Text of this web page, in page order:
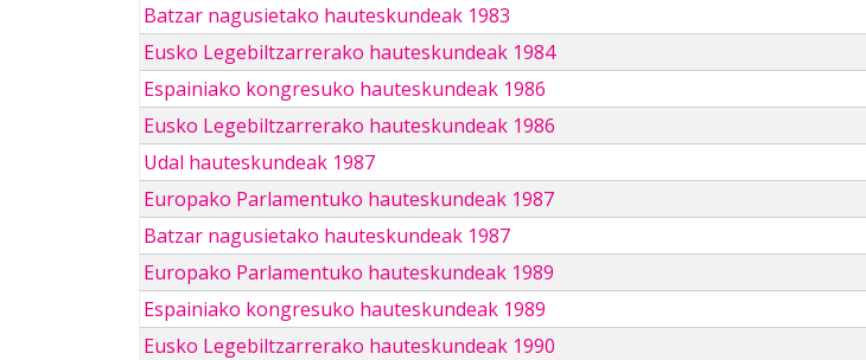
Batzar nagusietako hauteskundeak 1983
Eusko Legebiltzarrerako hauteskundeak 1984
Espainiako kongresuko hauteskundeak 1986
Eusko Legebiltzarrerako hauteskundeak 1986
Udal hauteskundeak 1987
Europako Parlamentuko hauteskundeak 1987
Batzar nagusietako hauteskundeak 1987
Europako Parlamentuko hauteskundeak 1989
Espainiako kongresuko hauteskundeak 1989
Eusko Legebiltzarrerako hauteskundeak 1990